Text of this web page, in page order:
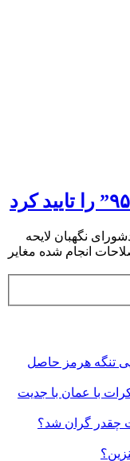
۹۵” را تایید کردشورای نگهبان لایحه
به اصلاحات انجام شده مغایر
تنگه هرمز حاصل
با عمان با جدیت